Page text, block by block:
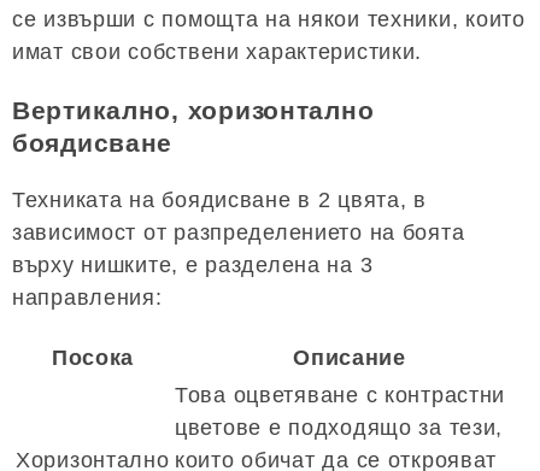
се извърши с помощта на някои техники, които
имат свои собствени характеристики.
Вертикално, хоризонтално
боядисване
Техниката на боядисване в 2 цвята, в
зависимост от разпределението на боята
върху нишките, е разделена на 3
направления:
Посока Описание
Хоризонтално
Това оцветяване с контрастни
цветове е подходящо за тези,
които обичат да се открояват